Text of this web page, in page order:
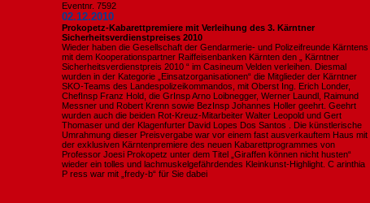
Eventnr. 7592
02.12.2010
Prokopetz-Kabarettpremiere mit Verleihung des 3. Kärntner
Sicherheitsverdienstpreises 2010
Wieder haben die Gesellschaft der Gendarmerie- und Polizeifreunde Kärntens
mit dem Kooperationspartner Raiffeisenbanken Kärnten den „ Kärntner
Sicherheitsverdienstpreis 2010 “ im Casineum Velden verleihen. Diesmal
wurden in der Kategorie „Einsatzorganisationen“ die Mitglieder der Kärntner
SKO-Teams des Landespolizeikommandos, mit Oberst Ing. Erich Londer,
ChefInsp Franz Hold, die GrInsp Arno Loibnegger, Werner Laundl, Raimund
Messner und Robert Krenn sowie BezInsp Johannes Holler geehrt. Geehrt
wurden auch die beiden Rot-Kreuz-Mitarbeiter Walter Leopold und Gert
Thomaser und der Klagenfurter David Lopes Dos Santos . Die künstlerische
Umrahmung dieser Preisvergabe war vor einem fast ausverkauftem Haus mit
der exklusiven Kärntenpremiere des neuen Kabarettprogrammes von
Professor Joesi Prokopetz unter dem Titel „Giraffen können nicht husten“
wieder ein tolles und lachmuskelgefährdendes Kleinkunst-Highlight. C arinthia
P ress war mit „fredy-b“ für Sie dabei